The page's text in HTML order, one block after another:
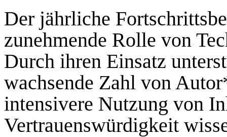
Der jährliche
zunehmende Rolle von
Durch ihren Einsatz
wachsende Zahl von
intensivere Nutzung von
Vertrauenswürdigkeit